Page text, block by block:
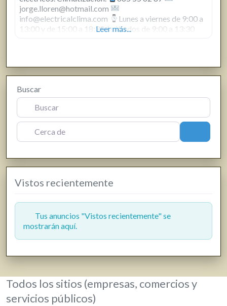
jorge.lloren@hotmail.com
info@electricalclima.com
Lunes a viernes de 9:00 a
13:00 y de 15:00 a 18:30 / sábados de 9:00 a 13:30
Leer más...
Buscar
Cerca de
Vistos recientemente
Tus anuncios "Vistos recientemente" se
mostrarán aquí.
Todos los sitios (empresas, comercios y
servicios públicos)